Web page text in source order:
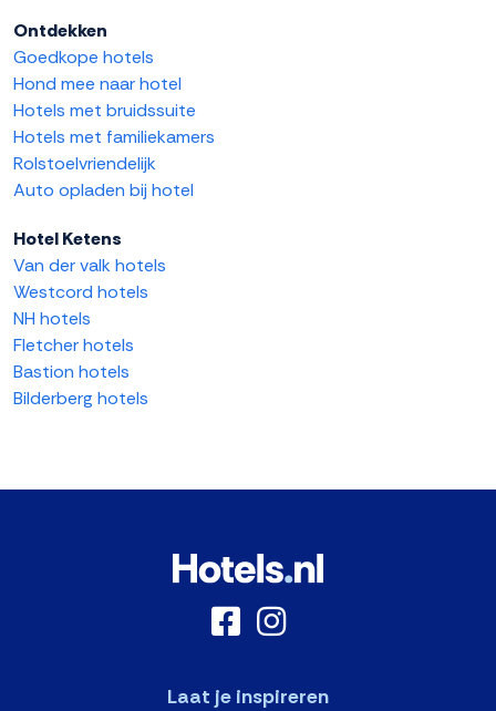
Ontdekken
Goedkope hotels
Hond mee naar hotel
Hotels met bruidssuite
Hotels met familiekamers
Rolstoelvriendelijk
Auto opladen bij hotel
Hotel Ketens
Van der valk hotels
Westcord hotels
NH hotels
Fletcher hotels
Bastion hotels
Bilderberg hotels
Laat je inspireren